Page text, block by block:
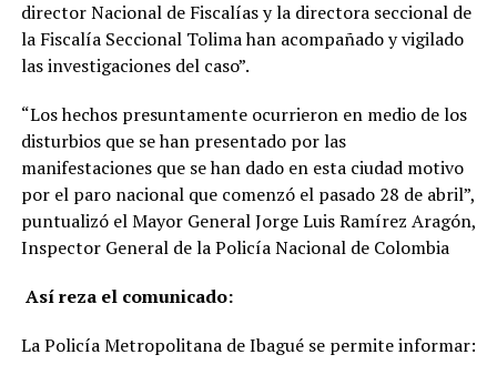
director Nacional de Fiscalías y la directora seccional de
la Fiscalía Seccional Tolima han acompañado y vigilado
las investigaciones del caso”.
“Los hechos presuntamente ocurrieron en medio de los
disturbios que se han presentado por las
manifestaciones que se han dado en esta ciudad motivo
por el paro nacional que comenzó el pasado 28 de abril”,
puntualizó el Mayor General Jorge Luis Ramírez Aragón,
Inspector General de la Policía Nacional de Colombia
Así reza el comunicado:
La Policía Metropolitana de Ibagué se permite informar: